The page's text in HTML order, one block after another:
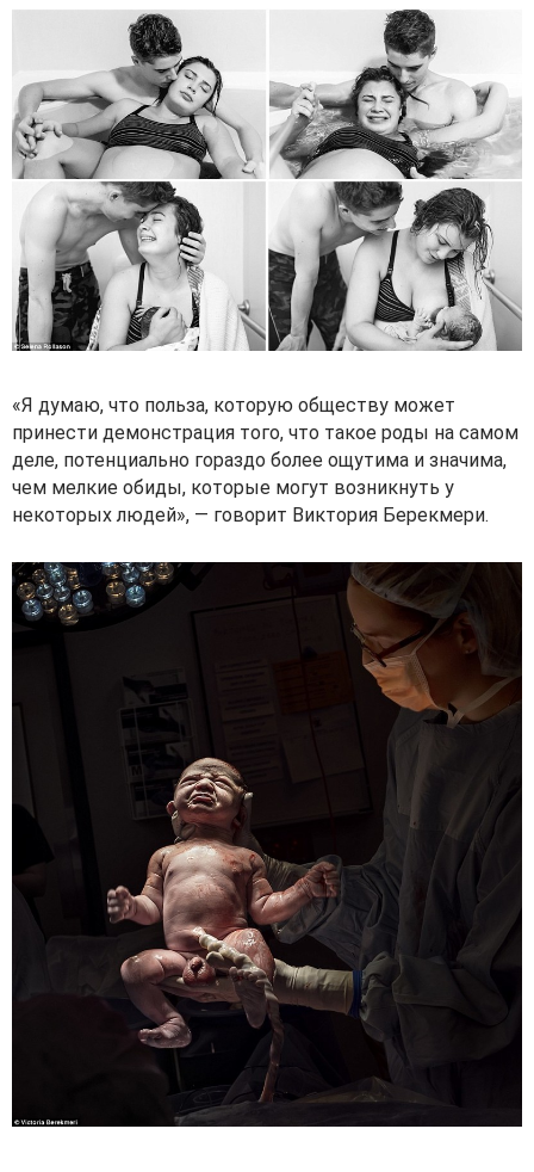
«Я думаю, что польза, которую обществу может
принести демонстрация того, что такое роды на самом
деле, потенциально гораздо более ощутима и значима,
чем мелкие обиды, которые могут возникнуть у
некоторых людей», — говорит Виктория Берекмери.